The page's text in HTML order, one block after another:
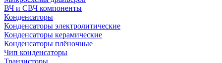
ВЧ и СВЧ компоненты
Конденсаторы
Конденсаторы электролитические
Конденсаторы керамические
Конденсаторы плёночные
Чип конденсаторы
Транзисторы